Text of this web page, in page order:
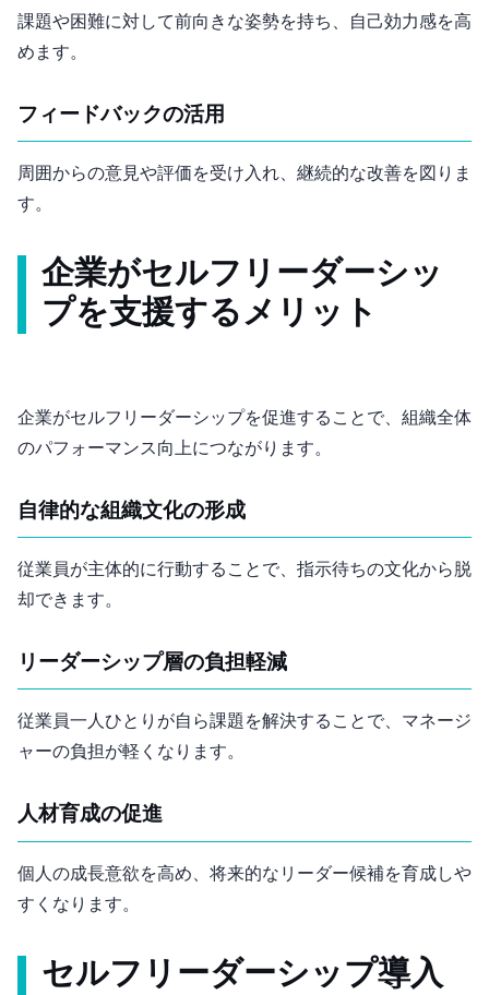
課題や困難に対して前向きな姿勢を持ち、自己効力感を高
めます。
フィードバックの活用
周囲からの意見や評価を受け入れ、継続的な改善を図りま
す。
企業がセルフリーダーシッ
プを支援するメリット
企業がセルフリーダーシップを促進することで、組織全体
のパフォーマンス向上につながります。
自律的な組織文化の形成
従業員が主体的に行動することで、指示待ちの文化から脱
却できます。
リーダーシップ層の負担軽減
従業員一人ひとりが自ら課題を解決することで、マネージ
ャーの負担が軽くなります。
人材育成の促進
個人の成長意欲を高め、将来的なリーダー候補を育成しや
すくなります。
セルフリーダーシップ導入